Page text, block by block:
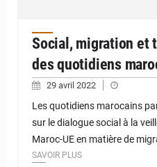
Social, migration et
des quotidiens
29 avril 2022
Les quotidiens marocains
sur le dialogue social à la
Maroc-UE en matière de
SAVOIR PLUS